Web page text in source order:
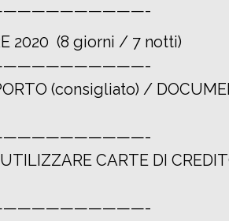
2020 (8 giorni / 7 notti)
(consigliato) /
CARTE DI